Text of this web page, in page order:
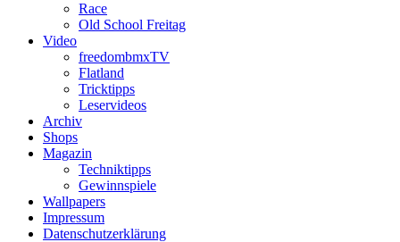
Race
Old School Freitag
Video
freedombmxTV
Flatland
Tricktipps
Leservideos
Archiv
Shops
Magazin
Techniktipps
Gewinnspiele
Wallpapers
Impressum
Datenschutzerklärung